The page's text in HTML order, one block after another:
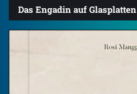
Das Engadin auf Glasplatten